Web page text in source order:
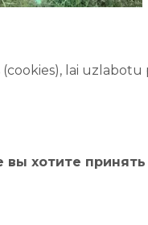
lai
хотите принять